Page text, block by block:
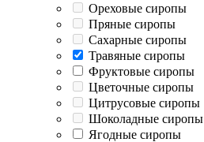
Ореховые сиропы
Пряные сиропы
Сахарные сиропы
Травяные сиропы
Фруктовые сиропы
Цветочные сиропы
Цитрусовые сиропы
Шоколадные сиропы
Ягодные сиропы